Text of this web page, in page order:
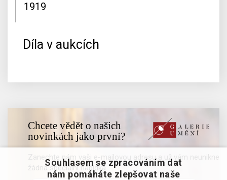
1919
Díla v aukcích
Chcete vědět o našich
novinkách jako první?
Zanechte nám vaši e-mailovou adresu a už vám neunikne
žádná speciální nabídka
Souhlasem se zpracováním dat
nám pomáháte zlepšovat naše